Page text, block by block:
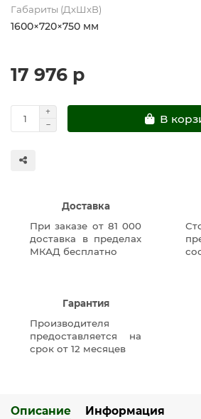
Габариты (ДхШхВ)
1600×720×750 мм
17 976 р
В
Доставка
При заказе от 81 000
доставка в пределах
МКАД бесплатно
Гарантия
Производителя
предоставляется на
срок от 12 месяцев
Описание Информация